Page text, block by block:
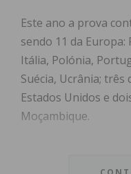
Este ano a prova
sendo 11 da Europa:
Itália, Polónia,
Suécia, Ucrânia; três
Estados Unidos e
Moçambique.
atletas vestirem-se